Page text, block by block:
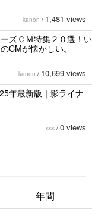
kanon / 1,481 views
ズＣＭ特集２０選！い
CMが懐かしい。
kanon / 10,699 views
年最新版｜影ライナ
sss / 0 views
年間